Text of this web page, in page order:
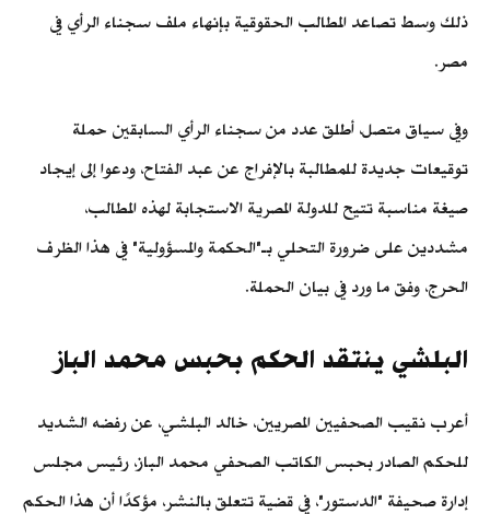
ذلك وسط تصاعد المطالب الحقوقية بإنهاء ملف سجناء الرأي في
مصر.
وفي سياق متصل، أطلق عدد من سجناء الرأي السابقين حملة
توقيعات جديدة للمطالبة بالإفراج عن عبد الفتاح، ودعوا إلى إيجاد
صيغة مناسبة تتيح للدولة المصرية الاستجابة لهذه المطالب،
مشددين على ضرورة التحلي بـ"الحكمة والمسؤولية" في هذا الظرف
الحرج، وفق ما ورد في بيان الحملة.
البلشي ينتقد الحكم بحبس محمد الباز
أعرب نقيب الصحفيين المصريين، خالد البلشي، عن رفضه الشديد
للحكم الصادر بحبس الكاتب الصحفي محمد الباز، رئيس مجلس
إدارة صحيفة "الدستور"، في قضية تتعلق بالنشر، مؤكدًا أن هذا الحكم